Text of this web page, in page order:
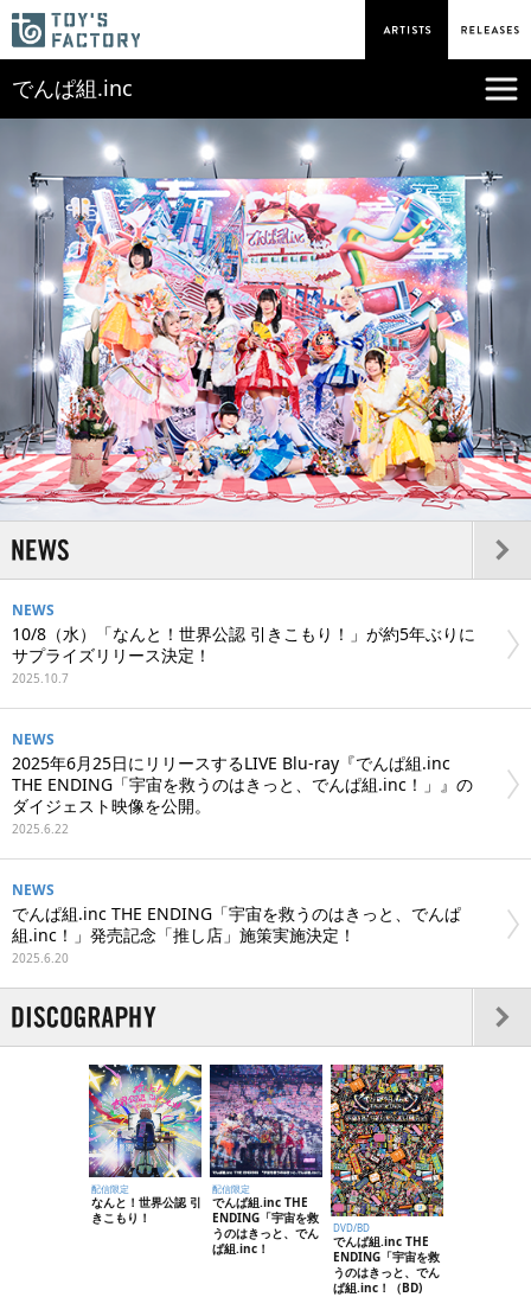
でんぱ組.inc
NEWS
10/8（水）「なんと！世界公認 引きこもり！」が約5年ぶりに
サプライズリリース決定！
2025.10.7
NEWS
2025年6月25日にリリースするLIVE Blu-ray『でんぱ組.inc
THE ENDING「宇宙を救うのはきっと、でんぱ組.inc！」』の
ダイジェスト映像を公開。
2025.6.22
NEWS
でんぱ組.inc THE ENDING「宇宙を救うのはきっと、でんぱ
組.inc！」発売記念「推し店」施策実施決定！
2025.6.20
配信限定
なんと！世界公認 引
きこもり！
配信限定
でんぱ組.inc THE
ENDING「宇宙を救
うのはきっと、でん
ぱ組.inc！
DVD/BD
でんぱ組.inc THE
ENDING「宇宙を救
うのはきっと、でん
ぱ組.inc！（BD)